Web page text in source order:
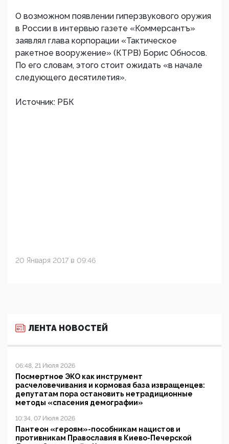
О возможном появлении гиперзвукового оружия
в России в интервью газете «Коммерсантъ»
заявлял глава корпорации «Тактическое
ракетное вооружение» (КТРВ) Борис Обносов.
По его словам, этого стоит ожидать «в начале
следующего десятилетия».
Источник: РБК
20 Января 2017 в 09:46
ЛЕНТА НОВОСТЕЙ
06:48, 21 Июля 2026
Посмертное ЭКО как инструмент
расчеловечивания и кормовая база извращенцев:
депутатам пора остановить нетрадиционные
методы «спасения демографии»
10:34, 07 Июля 2026
Пантеон «героям»-пособникам нацистов и
противникам Православия в Киево-Печерской